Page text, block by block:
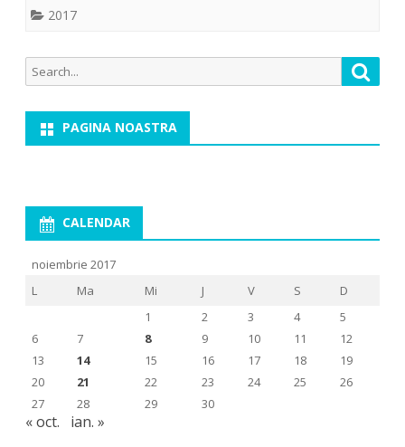
2017
Search
for:
PAGINA NOASTRA
CALENDAR
noiembrie 2017
L
Ma Mi J V S
D
1
2 3 4
5
6
7 8 9 10 11
12
13
14 15 16 17 18
19
20
21 22 23 24 25
26
27
28 29 30
« oct. ian. »